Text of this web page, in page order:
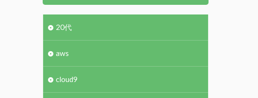
20代
aws
cloud9